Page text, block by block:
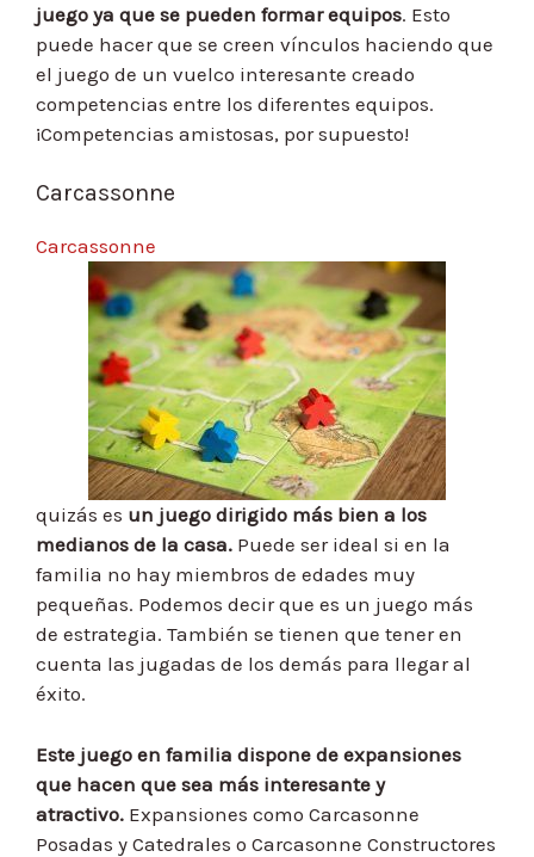
juego ya que se pueden formar equipos. Esto
puede hacer que se creen vínculos haciendo que
el juego de un vuelco interesante creado
competencias entre los diferentes equipos.
¡Competencias amistosas, por supuesto!
Carcassonne
Carcassonne
quizás es un juego dirigido más bien a los
medianos de la casa. Puede ser ideal si en la
familia no hay miembros de edades muy
pequeñas. Podemos decir que es un juego más
de estrategia. También se tienen que tener en
cuenta las jugadas de los demás para llegar al
éxito.
Este juego en familia dispone de expansiones
que hacen que sea más interesante y
atractivo. Expansiones como Carcasonne
Posadas y Catedrales o Carcasonne Constructores